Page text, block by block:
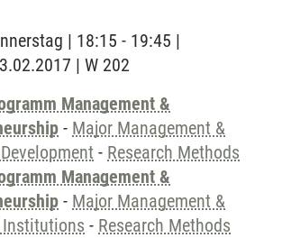
| 18:15 - 19:45 |
| W 202
Management &
- Major Management &
- Research Methods
Management &
- Major Management &
- Research Methods